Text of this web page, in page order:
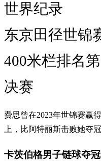
世界纪录
东京田径世锦
400米栏排名
决赛
费思曾在2023年世锦赛赢
上，比阿特丽斯击败她夺冠
卡茨伯格男子链球夺冠